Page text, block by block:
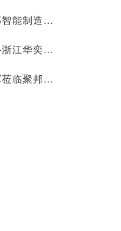
聚邦集团园区介绍——义乌聚邦智能制造产业园
建德航空小镇优秀企业展示——浙江华奕航空科技有限公司
金湖县委宣传部常务副部长郭军莅临聚邦集团考察调研